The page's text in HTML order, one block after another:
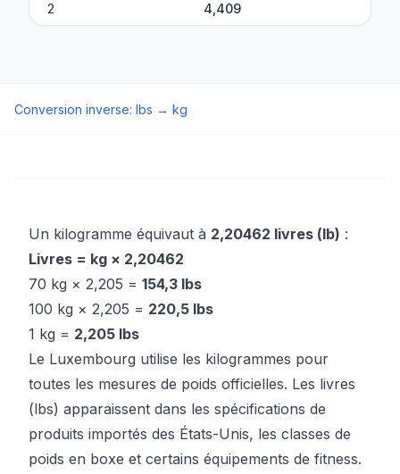
2 4,409
Conversion inverse: lbs → kg
Un kilogramme équivaut à 2,20462 livres (lb) :
Livres = kg × 2,20462
70 kg × 2,205 = 154,3 lbs
100 kg × 2,205 = 220,5 lbs
1 kg = 2,205 lbs
Le Luxembourg utilise les kilogrammes pour
toutes les mesures de poids officielles. Les livres
(lbs) apparaissent dans les spécifications de
produits importés des États-Unis, les classes de
poids en boxe et certains équipements de fitness.